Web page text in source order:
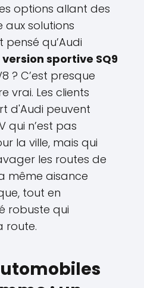
options allant des
aux solutions
pensé qu’Audi
version sportive SQ9
? C’est presque
vrai. Les clients
d'Audi peuvent
qui n’est pas
la ville, mais qui
les routes de
même aisance
tout en
robuste qui
route.